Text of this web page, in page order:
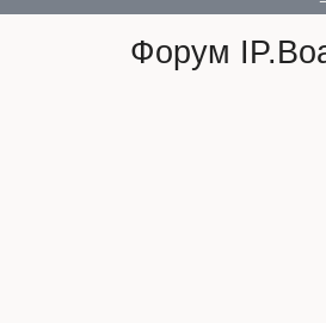
Форум